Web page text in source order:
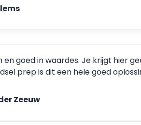
en goed in waardes. Je krijgt hier
prep is dit een hele goed
Zeeuw